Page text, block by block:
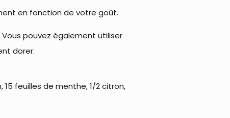
en fonction de votre goût.
pouvez également utiliser
dorer.
15 feuilles de menthe, 1/2 citron,